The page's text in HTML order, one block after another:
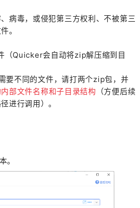
病毒，或侵犯第三方权利、不被第三
。
（Quicker会自动将zip解压缩到目
要不同的文件，请打两个zip包，并
部文件名称和子目录结构 （方便后续
进行调用）。
。